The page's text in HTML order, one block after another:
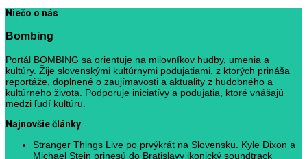
Niečo o nás
Bombing
Portál BOMBING sa orientuje na milovníkov hudby, umenia a
kultúry. Žije slovenskými kultúrnymi podujatiami, z ktorých prináša
reportáže, doplnené o zaujímavosti a aktuality z hudobného a
kultúrneho života. Podporuje iniciatívy a podujatia, ktoré vnášajú
medzi ľudí kultúru.
Najnovšie články
Stranger Things Live po prvýkrát na Slovensku. Kyle Dixon a
Michael Stein prinesú do Bratislavy ikonický soundtrack